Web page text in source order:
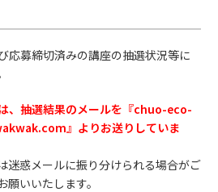
応募締切済みの講座の抽選状況等に
、抽選結果のメールを『chuo-eco-
』よりお送りしていま
迷惑メールに振り分けられる場合がご
いいたします。